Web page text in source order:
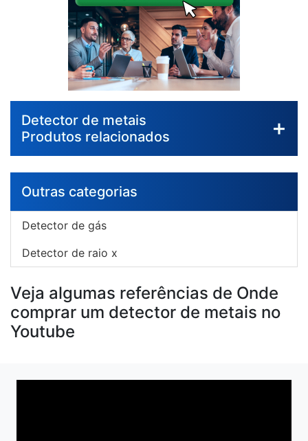
Detector de metais
Produtos relacionados
Outras categorias
Detector de gás
Detector de raio x
Veja algumas referências de Onde
comprar um detector de metais no
Youtube